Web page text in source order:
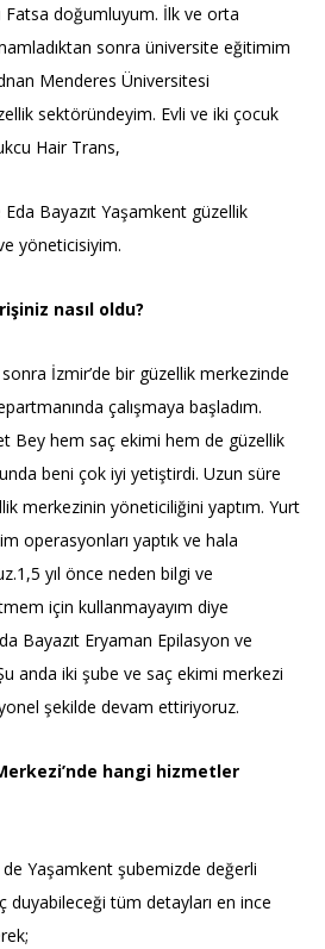
Fatsa doğumluyum. İlk ve orta
sonra üniversite eğitimim
Menderes Üniversitesi
sektöründeyim. Evli ve iki çocuk
Hair Trans,
Bayazıt Yaşamkent güzellik
yöneticisiyim.
nasıl oldu?
İzmir’de bir güzellik merkezinde
çalışmaya başladım.
Bey hem saç ekimi hem de güzellik
beni çok iyi yetiştirdi. Uzun süre
merkezinin yöneticiliğini yaptım. Yurt
operasyonları yaptık ve hala
yıl önce neden bilgi ve
için kullanmayayım diye
Bayazıt Eryaman Epilasyon ve
anda iki şube ve saç ekimi merkezi
şekilde devam ettiriyoruz.
hangi hizmetler
Yaşamkent şubemizde değerli
duyabileceği tüm detayları en ince